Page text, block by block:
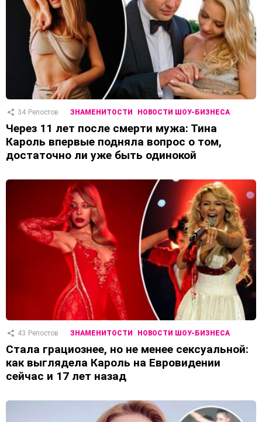
34 Репостов ЗНАМЕНИТОСТИ НОВОСТИ ШОУ-БИЗНЕСА
Через 11 лет после смерти мужа: Тина
Кароль впервые подняла вопрос о том,
достаточно ли уже быть одинокой
43 Репостов ЗНАМЕНИТОСТИ НОВОСТИ ШОУ-БИЗНЕСА
Стала грациознее, но не менее сексуальной:
как выглядела Кароль на Евровидении
сейчас и 17 лет назад